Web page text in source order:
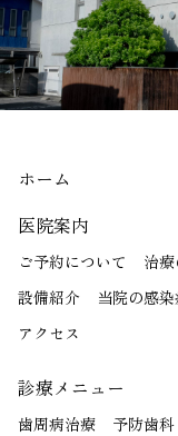
ホーム
医院案内
ご予約について 治
設備紹介
当院の感
アクセス
診療メニュー
歯周病治療 予防歯科